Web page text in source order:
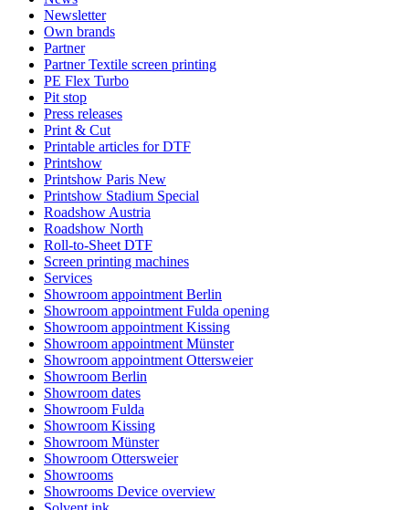
Newsletter
Own brands
Partner
Partner Textile screen printing
PE Flex Turbo
Pit stop
Press releases
Print & Cut
Printable articles for DTF
Printshow
Printshow Paris New
Printshow Stadium Special
Roadshow Austria
Roadshow North
Roll-to-Sheet DTF
Screen printing machines
Services
Showroom appointment Berlin
Showroom appointment Fulda opening
Showroom appointment Kissing
Showroom appointment Münster
Showroom appointment Ottersweier
Showroom Berlin
Showroom dates
Showroom Fulda
Showroom Kissing
Showroom Münster
Showroom Ottersweier
Showrooms
Showrooms Device overview